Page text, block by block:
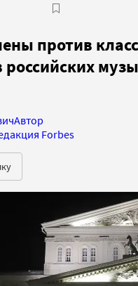
против
российских
Автор
Forbes